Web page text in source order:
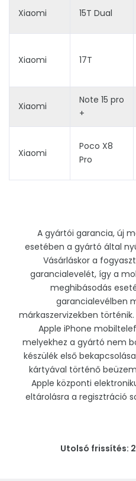
Xiaomi 15T Dual
Xiaomi 17T
Xiaomi
Note 15 pro
+
Xiaomi
Poco X8
Pro
A gyártói garancia, új
esetében a gyártó által
Vásárláskor a
garancialevelét, így a
meghibásodás
garancialevélben
márkaszervizekben
Apple iPhone
melyekhez a gyártó nem
készülék első
kártyával történő
Apple központi
eltárolásra a regisztráció
Utolsó frissítés: